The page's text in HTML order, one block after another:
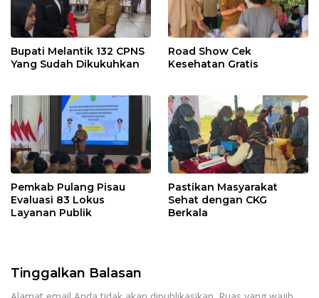
Bupati Melantik 132 CPNS
Yang Sudah Dikukuhkan
Road Show Cek
Kesehatan Gratis
Pemkab Pulang Pisau
Evaluasi 83 Lokus
Layanan Publik
Pastikan Masyarakat
Sehat dengan CKG
Berkala
Tinggalkan Balasan